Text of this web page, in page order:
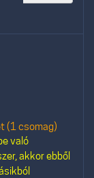
(1 csomag)
való
akkor ebből